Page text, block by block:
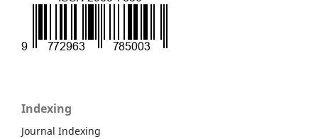
Indexing
Journal Indexing